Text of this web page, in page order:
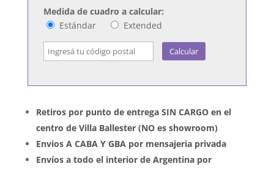
Medida de cuadro a calcular:
Estándar
Extended
Calcular
Retiros por punto de entrega SIN CARGO en el
centro de Villa Ballester (NO es showroom)
Envios A CABA Y GBA por mensajeria privada
Envíos a todo el interior de Argentina por